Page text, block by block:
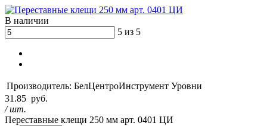
В наличии
5 из 5
Производитель: БелЦентроИнструмент Уровни
31.85 руб.
/ шт.
Переставные клещи 250 мм арт. 0401 ЦИ